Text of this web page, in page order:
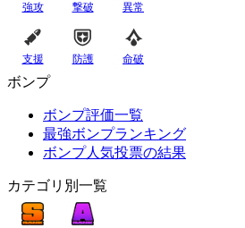
強攻 撃破 異常
支援 防護 命破
ボンプ
ボンプ評価一覧
最強ボンプランキング
ボンプ人気投票の結果
カテゴリ別一覧